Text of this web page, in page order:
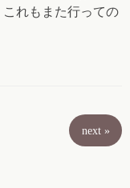
れもまた行っての
next »